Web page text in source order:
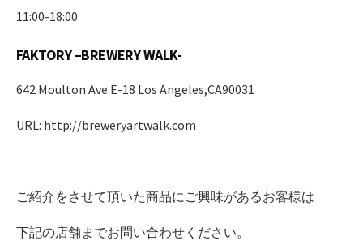
11:00-18:00
FAKTORY –BREWERY WALK-
642 Moulton Ave.E-18 Los Angeles,CA90031
URL: http://breweryartwalk.com
ご紹介をさせて頂いた商品にご興味があるお客様は
下記の店舗までお問い合わせください。